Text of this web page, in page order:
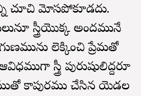
చూచి మోసపోకూడదు.
స్త్రీయొక్క అందమునే
లెక్కించి ప్రేమతో
స్త్రీ పురుషులిద్దరూ
కాపురము చేసిన యెడల